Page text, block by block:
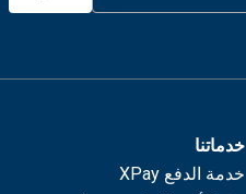
خدماتنا
خدمة الدفع XPay